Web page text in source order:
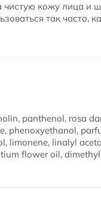
чистую кожу лица и
так часто,
panthenol, rosa
phenoxyethanol,
limonene, linalyl
flower oil,